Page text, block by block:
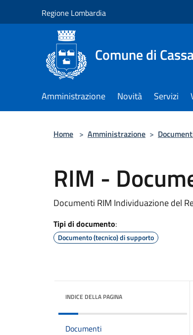
Regione Lombardia
Comune di
Amministrazione Novità Servizi
Home > Amministrazione >
RIM -
Documenti RIM Individuazione del
Tipi di documento:
Documento (tecnico) di supporto
INDICE DELLA PAGINA
Documenti